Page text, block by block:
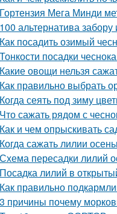
Гортензия Мега Минди
100 альтернатива
Как посадить озимый
Тонкости посадки
Какие овощи нельзя
Как правильно выбрать
Когда сеять под зиму
Что сажать рядом с
Как и чем опрыскивать
Когда сажать лилии
Схема пересадки лилий
Посадка лилий в
Как правильно
3 причины почему